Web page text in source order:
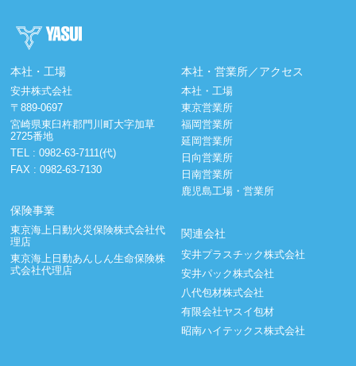
本社・工場
安井株式会社
〒889-0697
宮崎県東臼杵郡門川町大字加草
2725番地
TEL :0982-63-7111(代)
FAX : 0982-63-7130
保険事業
東京海上日動火災保険株式会社代
理店
東京海上日動あんしん生命保険株
式会社代理店
本社・営業所／アクセス
本社・工場
東京営業所
福岡営業所
延岡営業所
日向営業所
日南営業所
鹿児島工場・営業所
関連会社
安井プラスチック株式会社
安井パック株式会社
八代包材株式会社
有限会社ヤスイ包材
昭南ハイテックス株式会社